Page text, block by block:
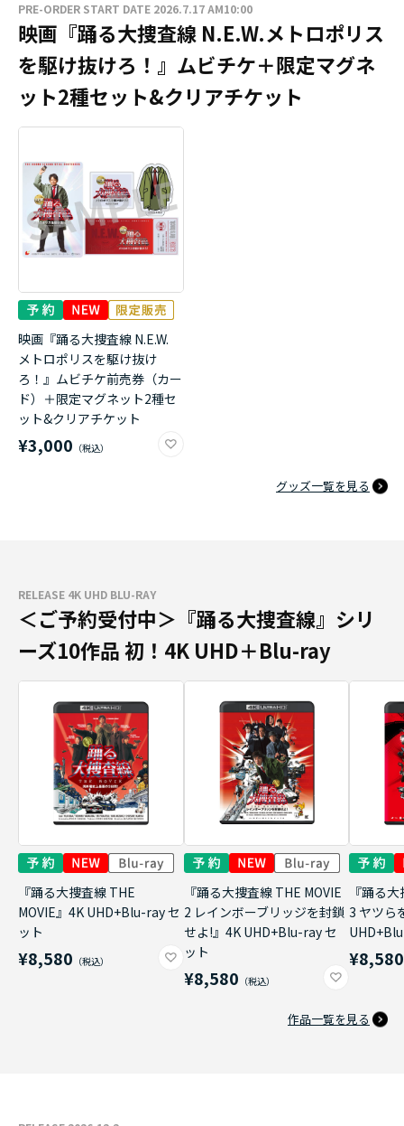
PRE-ORDER START DATE 2026.7.17 AM10:00
映画『踊る大捜査線 N.E.W.メトロポリス
を駆け抜けろ！』ムビチケ＋限定マグネ
ット2種セット&クリアチケット
映画『踊る大捜査線 N.E.W.
メトロポリスを駆け抜け
ろ！』ムビチケ前売券（カー
ド）＋限定マグネット2種セ
ット&クリアチケット
¥3,000
グッズ一覧を見る
RELEASE 4K UHD BLU-RAY
＜ご予約受付中＞『踊る大捜査線』シリ
ーズ10作品 初！4K UHD＋Blu-ray
『踊る大捜査線 THE
MOVIE』4K UHD+Blu-ray セ
ット
¥8,580
『踊る大捜査線 THE MOVIE
2 レインボーブリッジを封鎖
せよ!』4K UHD+Blu-ray セ
ット
¥8,580
『踊る
3 ヤツら
¥8,580
作品一覧を見る